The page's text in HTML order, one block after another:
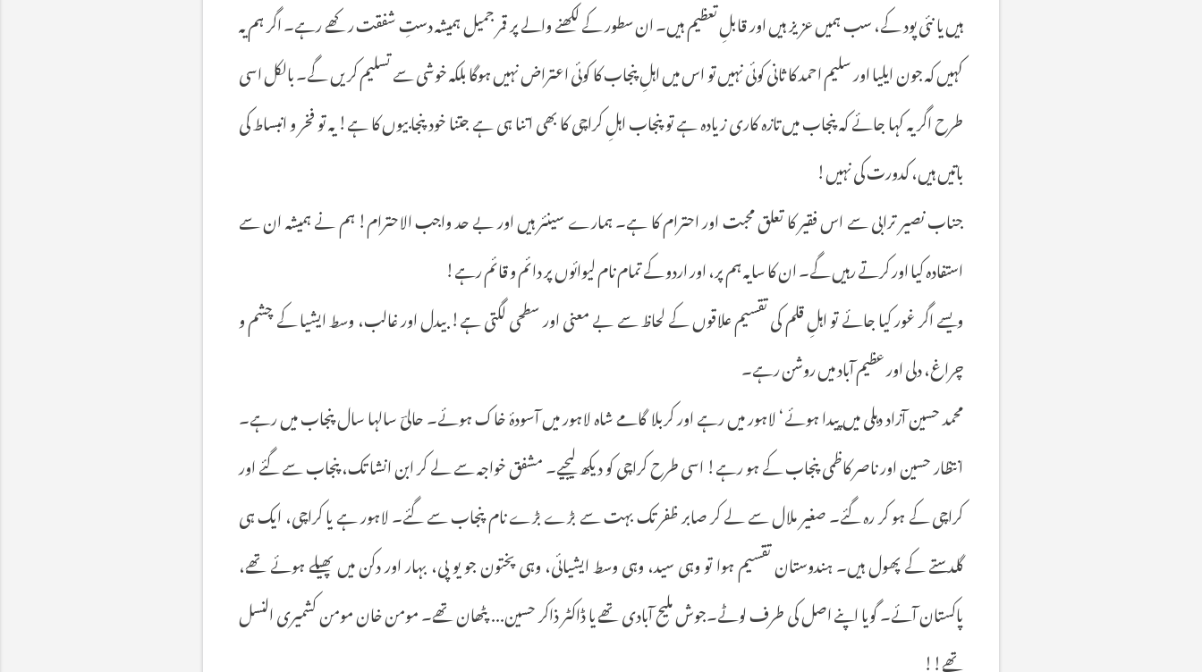
ہیں یا نئی پود کے، سب ہمیں عزیز ہیں اور قابلِ تعظیم ہیں۔ ان سطور کے لکھنے والے پر قمر جمیل ہمیشہ دستِ شفقت رکھے رہے۔ اگر ہم یہ
کہیں کہ جون ایلیا اور سلیم احمد کا ثانی کوئی نہیں تو اس میں اہلِ پنجاب کا کوئی اعتراض نہیں ہوگا بلکہ خوشی سے تسلیم کریں گے۔ بالکل اسی
طرح اگر یہ کہا جائے کہ پنجاب میں تازہ کاری زیادہ ہے تو پنجاب اہلِ کراچی کا بھی اتنا ہی ہے جتنا خود پنجابیوں کا ہے! یہ تو فخر و انبساط کی
باتیں ہیں، کدورت کی نہیں!
جناب نصیر ترابی سے اس فقیر کا تعلق محبت اور احترام کا ہے۔ ہمارے سینئر ہیں اور بے حد واجب الاحترام! ہم نے ہمیشہ ان سے
استفادہ کیا اور کرتے رہیں گے۔ ان کا سایہ ہم پر، اور اردو کے تمام نام لیوائوں پر دائم و قائم رہے!
ویسے اگر غور کیا جائے تو اہلِ قلم کی تقسیم علاقوں کے لحاظ سے بے معنی اور سطحی لگتی ہے! بیدل اور غالب، وسط ایشیا کے چشم و
چراغ، دلی اور عظیم آباد میں روشن رہے۔
محمد حسین آزاد دہلی میں پیدا ہوئے‘ لاہور میں رہے اور کربلا گامے شاہ لاہور میں آسودۂ خاک ہوئے۔ حالیؔ سالہا سال پنجاب میں رہے۔
انتظار حسین اور ناصر کاظمی پنجاب کے ہو رہے! اسی طرح کراچی کو دیکھ لیجیے۔ مشفق خواجہ سے لے کر ابن انشا تک، پنجاب سے گئے اور
کراچی کے ہو کر رہ گئے۔ صغیر ملال سے لے کر صابر ظفر تک بہت سے بڑے بڑے نام پنجاب سے گئے۔ لاہور ہے یا کراچی، ایک ہی
گلدستے کے پھول ہیں۔ ہندوستان تقسیم ہوا تو وہی سید، وہی وسط ایشیائی، وہی پختون جو یو پی، بہار اور دکن میں پھیلے ہوئے تھے،
پاکستان آئے۔ گویا اپنے اصل کی طرف لوٹے۔جوش ملیح آبادی تھے یا ڈاکٹر ذاکر حسین... پٹھان تھے۔ مومن خان مومن کشمیری النسل
تھے!!